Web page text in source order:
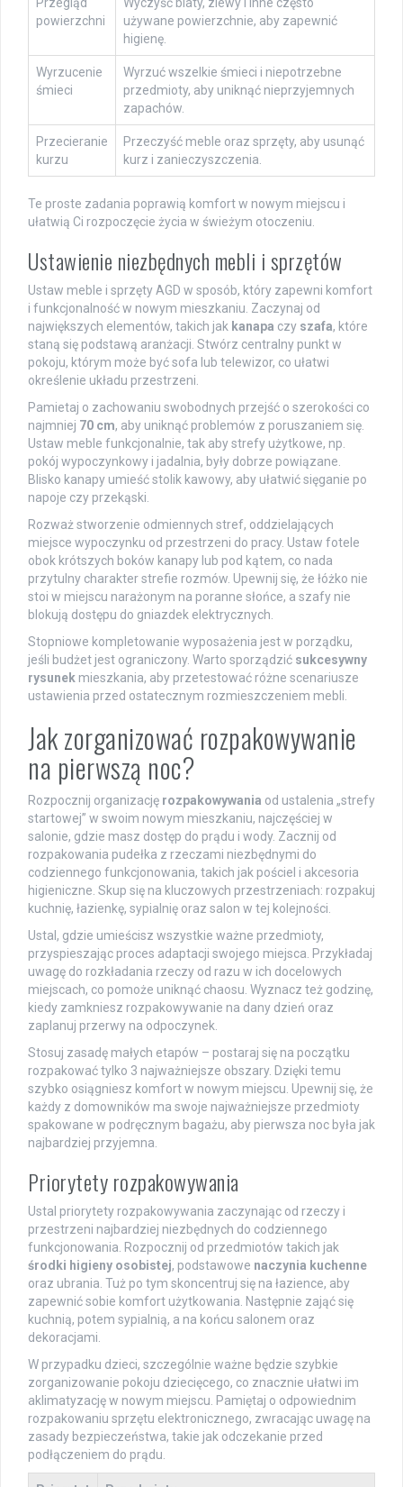
Przegląd
powierzchni
Wyczyść blaty, zlewy i inne często
używane powierzchnie, aby zapewnić
higienę.
Wyrzucenie
śmieci
Wyrzuć wszelkie śmieci i niepotrzebne
przedmioty, aby uniknąć nieprzyjemnych
zapachów.
Przecieranie
kurzu
Przeczyść meble oraz sprzęty, aby usunąć
kurz i zanieczyszczenia.
Te proste zadania poprawią komfort w nowym miejscu i
ułatwią Ci rozpoczęcie życia w świeżym otoczeniu.
Ustawienie niezbędnych mebli i sprzętów
Ustaw meble i sprzęty AGD w sposób, który zapewni komfort
i funkcjonalność w nowym mieszkaniu. Zaczynaj od
największych elementów, takich jak kanapa czy szafa, które
staną się podstawą aranżacji. Stwórz centralny punkt w
pokoju, którym może być sofa lub telewizor, co ułatwi
określenie układu przestrzeni.
Pamietaj o zachowaniu swobodnych przejść o szerokości co
najmniej 70 cm, aby uniknąć problemów z poruszaniem się.
Ustaw meble funkcjonalnie, tak aby strefy użytkowe, np.
pokój wypoczynkowy i jadalnia, były dobrze powiązane.
Blisko kanapy umieść stolik kawowy, aby ułatwić sięganie po
napoje czy przekąski.
Rozważ stworzenie odmiennych stref, oddzielających
miejsce wypoczynku od przestrzeni do pracy. Ustaw fotele
obok krótszych boków kanapy lub pod kątem, co nada
przytulny charakter strefie rozmów. Upewnij się, że łóżko nie
stoi w miejscu narażonym na poranne słońce, a szafy nie
blokują dostępu do gniazdek elektrycznych.
Stopniowe kompletowanie wyposażenia jest w porządku,
jeśli budżet jest ograniczony. Warto sporządzić sukcesywny
rysunek mieszkania, aby przetestować różne scenariusze
ustawienia przed ostatecznym rozmieszczeniem mebli.
Jak zorganizować rozpakowywanie
na pierwszą noc?
Rozpocznij organizację rozpakowywania od ustalenia „strefy
startowej” w swoim nowym mieszkaniu, najczęściej w
salonie, gdzie masz dostęp do prądu i wody. Zacznij od
rozpakowania pudełka z rzeczami niezbędnymi do
codziennego funkcjonowania, takich jak pościel i akcesoria
higieniczne. Skup się na kluczowych przestrzeniach: rozpakuj
kuchnię, łazienkę, sypialnię oraz salon w tej kolejności.
Ustal, gdzie umieścisz wszystkie ważne przedmioty,
przyspieszając proces adaptacji swojego miejsca. Przykładaj
uwagę do rozkładania rzeczy od razu w ich docelowych
miejscach, co pomoże uniknąć chaosu. Wyznacz też godzinę,
kiedy zamkniesz rozpakowywanie na dany dzień oraz
zaplanuj przerwy na odpoczynek.
Stosuj zasadę małych etapów – postaraj się na początku
rozpakować tylko 3 najważniejsze obszary. Dzięki temu
szybko osiągniesz komfort w nowym miejscu. Upewnij się, że
każdy z domowników ma swoje najważniejsze przedmioty
spakowane w podręcznym bagażu, aby pierwsza noc była jak
najbardziej przyjemna.
Priorytety rozpakowywania
Ustal priorytety rozpakowywania zaczynając od rzeczy i
przestrzeni najbardziej niezbędnych do codziennego
funkcjonowania. Rozpocznij od przedmiotów takich jak
środki higieny osobistej, podstawowe naczynia kuchenne
oraz ubrania. Tuż po tym skoncentruj się na łazience, aby
zapewnić sobie komfort użytkowania. Następnie zająć się
kuchnią, potem sypialnią, a na końcu salonem oraz
dekoracjami.
W przypadku dzieci, szczególnie ważne będzie szybkie
zorganizowanie pokoju dziecięcego, co znacznie ułatwi im
aklimatyzację w nowym miejscu. Pamiętaj o odpowiednim
rozpakowaniu sprzętu elektronicznego, zwracając uwagę na
zasady bezpieczeństwa, takie jak odczekanie przed
podłączeniem do prądu.